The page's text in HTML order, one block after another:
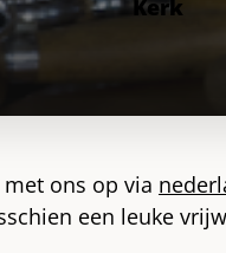
Kerk
ons op via
een leuke